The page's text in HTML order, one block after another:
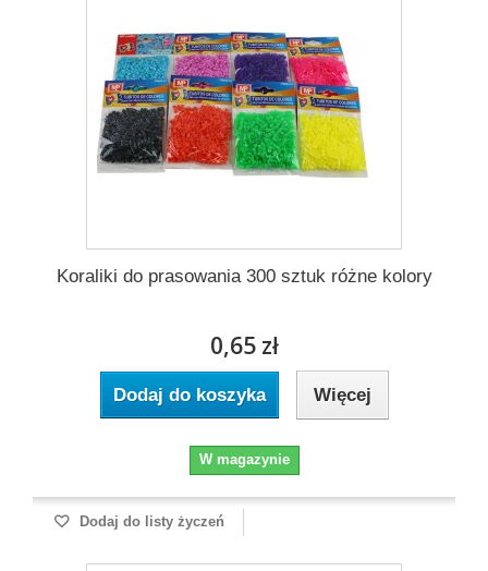
Koraliki do prasowania 300 sztuk różne kolory
0,65 zł
Dodaj do koszyka Więcej
W magazynie
Dodaj do listy życzeń